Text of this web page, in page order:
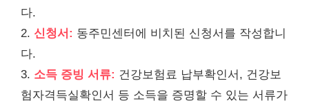
다.
2. 신청서: 동주민센터에 비치된 신청서를 작성합니
다.
3. 소득 증빙 서류: 건강보험료 납부확인서, 건강보
험자격득실확인서 등 소득을 증명할 수 있는 서류가